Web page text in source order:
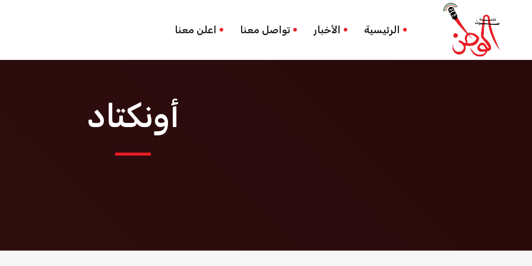
الرئيسية الأخبار تواصل معنا اعلن معنا
الرئيسيةأونكتاد
أونكتاد